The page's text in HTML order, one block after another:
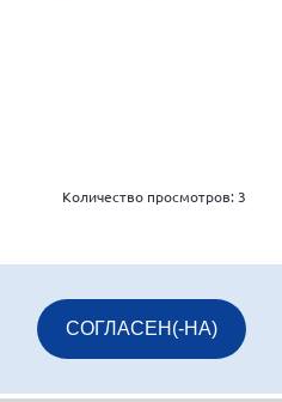
Количество просмотров:3
СОГЛАСЕН(-НА)